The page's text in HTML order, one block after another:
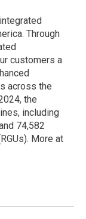
Through
customers a
across the
the
including
74,582
More at